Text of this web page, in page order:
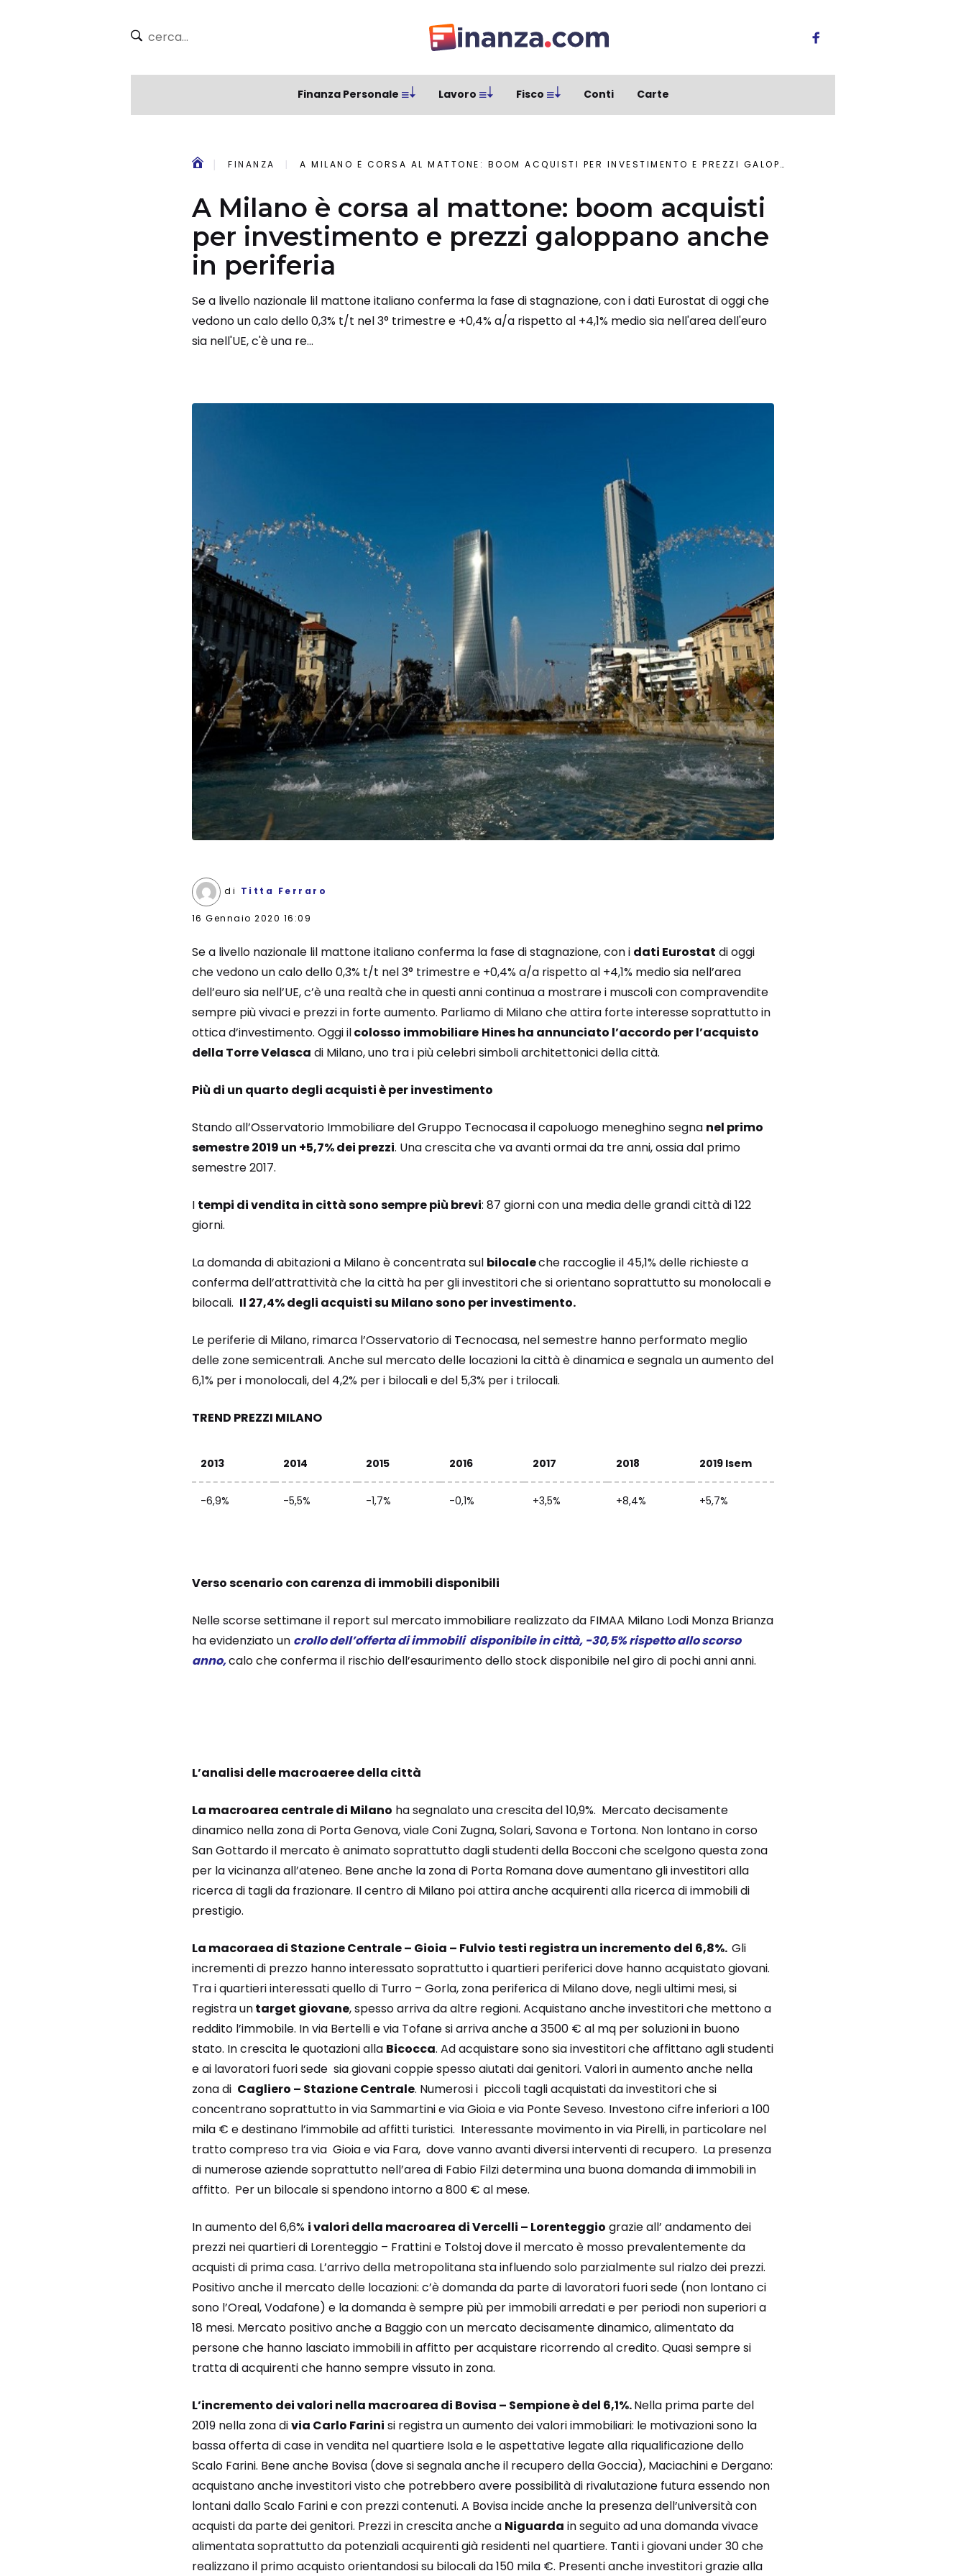
Finanza Personale Lavoro Fisco Conti Carte
FINANZA A MILANO È CORSA AL MATTONE: BOOM ACQUISTI PER INVESTIMENTO E PREZZI GALOPPANO ANCHE IN PERIFERIA
A Milano è corsa al mattone: boom acquisti
per investimento e prezzi galoppano anche
in periferia
Se a livello nazionale lil mattone italiano conferma la fase di stagnazione, con i dati Eurostat di oggi che
vedono un calo dello 0,3% t/t nel 3° trimestre e +0,4% a/a rispetto al +4,1% medio sia nell'area dell'euro
sia nell'UE, c'è una re...
di Titta Ferraro
16 Gennaio 2020 16:09
Se a livello nazionale lil mattone italiano conferma la fase di stagnazione, con i dati Eurostat di oggi
che vedono un calo dello 0,3% t/t nel 3° trimestre e +0,4% a/a rispetto al +4,1% medio sia nell’area
dell’euro sia nell’UE, c’è una realtà che in questi anni continua a mostrare i muscoli con compravendite
sempre più vivaci e prezzi in forte aumento. Parliamo di Milano che attira forte interesse soprattutto in
ottica d’investimento. Oggi ilcolosso immobiliare Hines ha annunciato l’accordo per l’acquisto
della Torre Velasca di Milano, uno tra i più celebri simboli architettonici della città.
Più di un quarto degli acquisti è per investimento
Stando all’Osservatorio Immobiliare del Gruppo Tecnocasa il capoluogo meneghino segna nel primo
semestre 2019 un +5,7% dei prezzi. Una crescita che va avanti ormai da tre anni, ossia dal primo
semestre 2017.
I tempi di vendita in città sono sempre più brevi: 87 giorni con una media delle grandi città di 122
giorni.
La domanda di abitazioni a Milano è concentrata sul bilocaleche raccoglie il 45,1% delle richieste a
conferma dell’attrattività che la città ha per gli investitori che si orientano soprattutto su monolocali e
bilocali. Il 27,4% degli acquisti su Milano sono per investimento.
Le periferie di Milano, rimarca l’Osservatorio di Tecnocasa, nel semestre hanno performato meglio
delle zone semicentrali. Anche sul mercato delle locazioni la città è dinamica e segnala un aumento del
6,1% per i monolocali, del 4,2% per i bilocali e del 5,3% per i trilocali.
TREND PREZZI MILANO
2013 2014 2015 2016 2017 2018 2019 Isem
-6,9% -5,5% -1,7% -0,1% +3,5% +8,4% +5,7%
Verso scenario con carenza di immobili disponibili
Nelle scorse settimane il report sul mercato immobiliare realizzato da FIMAA Milano Lodi Monza Brianza
ha evidenziato un crollo dell’offerta di immobili disponibile in città, -30,5% rispetto allo scorso
anno,calo che conferma il rischio dell’esaurimento dello stock disponibile nel giro di pochi anni anni.
L’analisi delle macroaeree della città
La macroarea centrale di Milano ha segnalato una crescita del 10,9%. Mercato decisamente
dinamico nella zona di Porta Genova, viale Coni Zugna, Solari, Savona e Tortona. Non lontano in corso
San Gottardo il mercato è animato soprattutto dagli studenti della Bocconi che scelgono questa zona
per la vicinanza all’ateneo. Bene anche la zona di Porta Romana dove aumentano gli investitori alla
ricerca di tagli da frazionare. Il centro di Milano poi attira anche acquirenti alla ricerca di immobili di
prestigio.
La macoraea di Stazione Centrale – Gioia – Fulvio testi registra un incremento del 6,8%. Gli
incrementi di prezzo hanno interessato soprattutto i quartieri periferici dove hanno acquistato giovani.
Tra i quartieri interessati quello di Turro – Gorla, zona periferica di Milano dove, negli ultimi mesi, si
registra untarget giovane, spesso arriva da altre regioni. Acquistano anche investitori che mettono a
reddito l’immobile. In via Bertelli e via Tofane si arriva anche a 3500 € al mq per soluzioni in buono
stato. In crescita le quotazioni alla Bicocca. Ad acquistare sono sia investitori che affittano agli studenti
e ai lavoratori fuori sede sia giovani coppie spesso aiutati dai genitori. Valori in aumento anche nella
zona di Cagliero – Stazione Centrale. Numerosi i piccoli tagli acquistati da investitori che si
concentrano soprattutto in via Sammartini e via Gioia e via Ponte Seveso. Investono cifre inferiori a 100
mila € e destinano l’immobile ad affitti turistici. Interessante movimento in via Pirelli, in particolare nel
tratto compreso tra via Gioia e via Fara, dove vanno avanti diversi interventi di recupero. La presenza
di numerose aziende soprattutto nell’area di Fabio Filzi determina una buona domanda di immobili in
affitto. Per un bilocale si spendono intorno a 800 € al mese.
In aumento del 6,6% i valori della macroarea di Vercelli – Lorenteggio grazie all’ andamento dei
prezzi nei quartieri di Lorenteggio – Frattini e Tolstoj dove il mercato è mosso prevalentemente da
acquisti di prima casa. L’arrivo della metropolitana sta influendo solo parzialmente sul rialzo dei prezzi.
Positivo anche il mercato delle locazioni: c’è domanda da parte di lavoratori fuori sede (non lontano ci
sono l’Oreal, Vodafone) e la domanda è sempre più per immobili arredati e per periodi non superiori a
18 mesi. Mercato positivo anche a Baggio con un mercato decisamente dinamico, alimentato da
persone che hanno lasciato immobili in affitto per acquistare ricorrendo al credito. Quasi sempre si
tratta di acquirenti che hanno sempre vissuto in zona.
L’incremento dei valori nella macroarea di Bovisa – Sempione è del 6,1%.Nella prima parte del
2019 nella zona divia Carlo Farini si registra un aumento dei valori immobiliari: le motivazioni sono la
bassa offerta di case in vendita nel quartiere Isola e le aspettative legate alla riqualificazione dello
Scalo Farini. Bene anche Bovisa (dove si segnala anche il recupero della Goccia), Maciachini e Dergano:
acquistano anche investitori visto che potrebbero avere possibilità di rivalutazione futura essendo non
lontani dallo Scalo Farini e con prezzi contenuti. A Bovisa incide anche la presenza dell’università con
acquisti da parte dei genitori. Prezzi in crescita anche a Niguarda in seguito ad una domanda vivace
alimentata soprattutto da potenziali acquirenti già residenti nel quartiere. Tanti i giovani under 30 che
realizzano il primo acquisto orientandosi su bilocali da 150 mila €. Presenti anche investitori grazie alla